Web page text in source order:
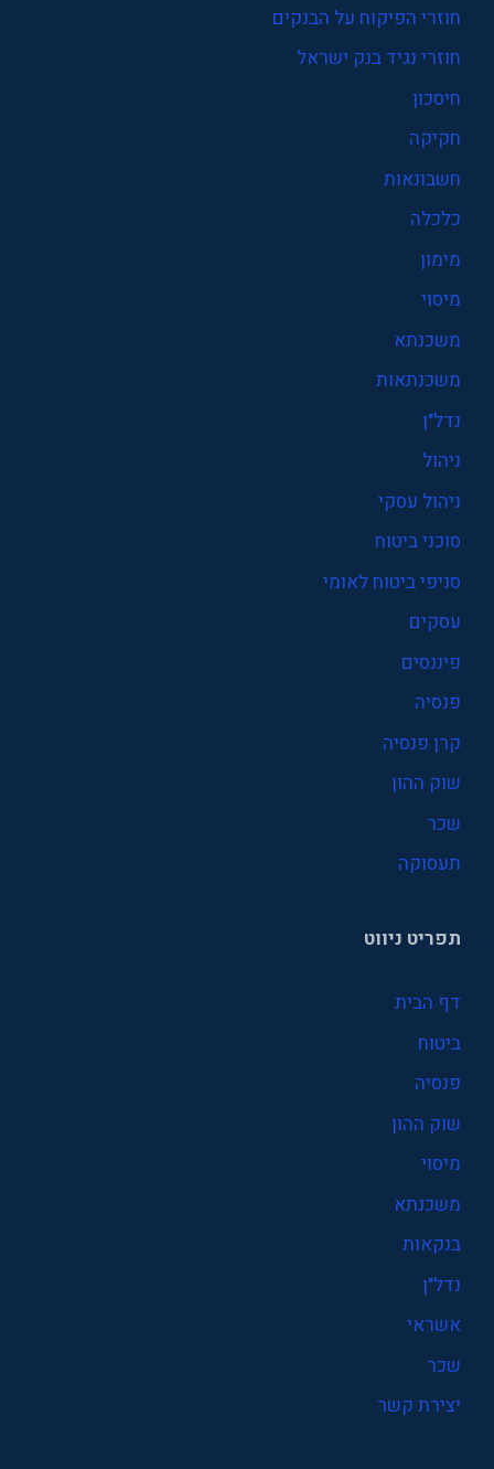
חוזרי הפיקוח על הבנקים
חוזרי נגיד בנק ישראל
חיסכון
חקיקה
חשבונאות
כלכלה
מימון
מיסוי
משכנתא
משכנתאות
נדל"ן
ניהול
ניהול עסקי
סוכני ביטוח
סניפי ביטוח לאומי
עסקים
פיננסים
פנסיה
קרן פנסיה
שוק ההון
שכר
תעסוקה
תפריט ניווט
דף הבית
ביטוח
פנסיה
שוק ההון
מיסוי
משכנתא
בנקאות
נדל"ן
אשראי
שכר
יצירת קשר